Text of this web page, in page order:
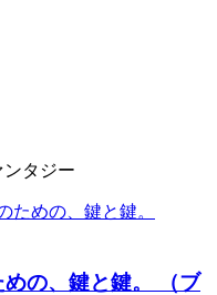
タジー
の、鍵と鍵。 （ブ